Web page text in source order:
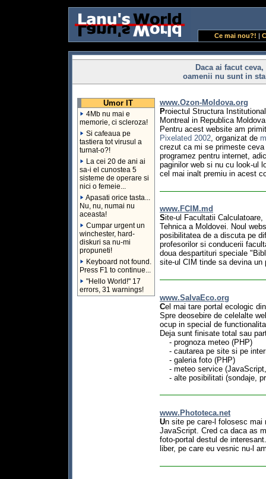
Ce mai nou?! |
Daca ai facut
oamenii nu sunt in
Umor IT
4Mb nu mai e
memorie, ci scleroza!
Si cafeaua pe
tastiera tot virusul a
turnat-o?!
La cei 20 de ani ai
sa-i el cunostea 5
sisteme de operare si
nici o femeie...
Apasati orice tasta...
Nu, nu, numai nu
aceasta!
Cumpar urgent un
winchester, hard-
diskuri sa nu-mi
propuneti!
Keyboard not found.
Press F1 to continue...
"Hello World!" 17
errors, 31 warnings!
www.Ozon-Moldova.org
Proiectul Structura
Montreal in Republica
Pentru acest website am
Pixelated 2002, organizat de
crezut ca mi se primeste
programez pentru internet,
paginilor web si nu cu look-ul
cel mai inalt premiu in acest
www.FCIM.md
Site-ul Facultatii
Tehnica a Moldovei. Noul
posibilitatea de a discuta pe
profesorilor si conducerii
doua despartituri speciale
site-ul CIM tinde sa devina
www.SalvaEco.org
Cel mai tare portal ecologic
Spre deosebire de celelalte
ocup in special de
Deja sunt finisate total sau
- prognoza meteo (PHP)
- cautarea pe site si pe
- galeria foto (PHP)
- meteo service
- alte posibilitati (sondaje,
www.Phototeca.net
Un site pe care-l folosesc
JavaScript. Cred ca daca as
foto-portal destul de
liber, pe care eu vesnic nu-l